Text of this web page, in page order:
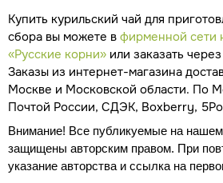
Купить курильский чай для
сбора вы можете в фирменной сети
«Русские корни» или заказать
Заказы из интернет-магазина
Москве и Московской области. По
Почтой России, СДЭК, Boxberry,
Внимание! Все публикуемые на
защищены авторским правом. При
указание авторства и ссылка на